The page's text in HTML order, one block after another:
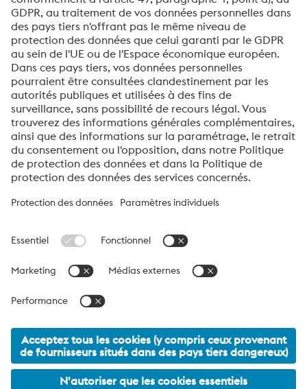
Je souhaite m'inscrire à la newsletter de voestalpine
Envoyer
Vérification Anti-Robot
Clique ici pour vérifier
FriendlyCaptcha ⇗
Benelux
commerciale pour les Pays‑Bas, la Belgique et le Luxembourg de
la division High Performance Metals du groupe voestalpine. La
composante technologique et est le leader mondial des aciers
© 2026 voestalpine High Performance Metals B.V.